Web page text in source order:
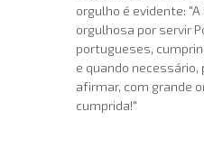
orgulho é evidente:
orgulhosa por servir
portugueses,
e quando
afirmar, com grande
cumprida!"